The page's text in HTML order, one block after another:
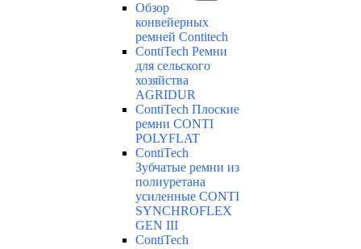
Обзор
конвейерных
ремней Contitech
ContiTech Ремни
для сельского
хозяйства
AGRIDUR
ContiTech Плоские
ремни CONTI
POLYFLAT
ContiTech
Зубчатые ремни из
полиуретана
усиленные CONTI
SYNCHROFLEX
GEN III
ContiTech